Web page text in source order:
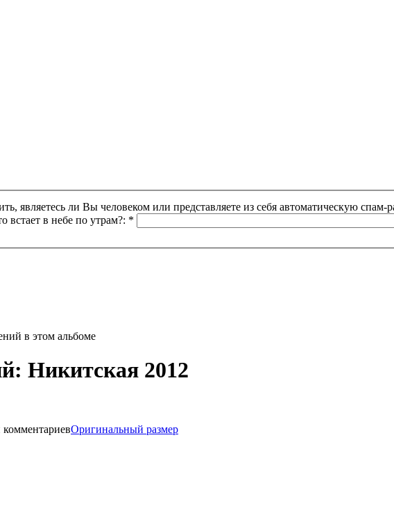
Этот вопрос задается для того, чтобы выяснить, являетесь ли Вы человеком или представляете из себя
в небе по утрам?: *
в этом альбоме
Никитская 2012
комментариевОригинальный размер